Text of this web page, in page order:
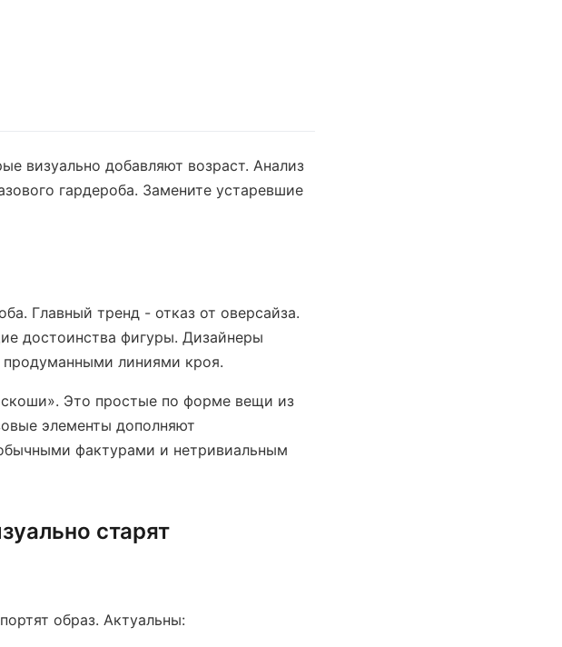
визуально добавляют возраст. Анализ
гардероба. Замените устаревшие
Главный тренд - отказ от оверсайза.
достоинства фигуры. Дизайнеры
линиями кроя.
Это простые по форме вещи из
элементы дополняют
фактурами и нетривиальным
старят
образ. Актуальны: